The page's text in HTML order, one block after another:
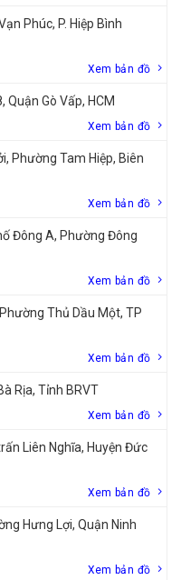
Phúc, P. Hiệp Bình
Xem bản đồ
Quận Gò Vấp, HCM
Xem bản đồ
Phường Tam Hiệp, Biên
Xem bản đồ
Đông A, Phường Đông
Xem bản đồ
Thủ Dầu Một, TP
Xem bản đồ
Rịa, Tỉnh BRVT
Xem bản đồ
Liên Nghĩa, Huyện Đức
Xem bản đồ
Hưng Lợi, Quận Ninh
Xem bản đồ